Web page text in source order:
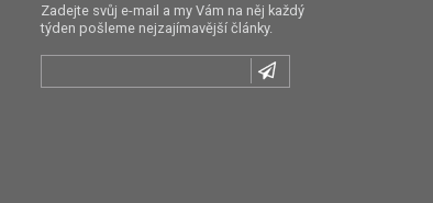
Zadejte svůj e-mail a my Vám na něj každý
týden pošleme nejzajímavější články.